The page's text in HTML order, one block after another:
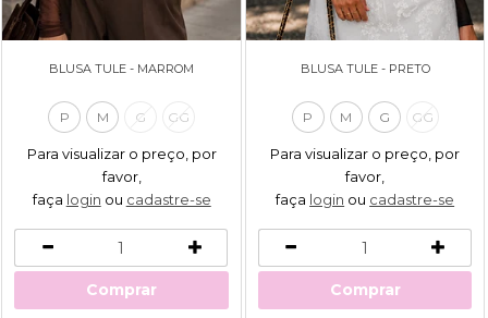
BLUSA TULE - MARROM
P M G GG
Para visualizar o preço, por
favor,
faça login ou cadastre-se
Comprar
BLUSA TULE - PRETO
P M G GG
Para visualizar o preço, por
favor,
faça login ou cadastre-se
Comprar